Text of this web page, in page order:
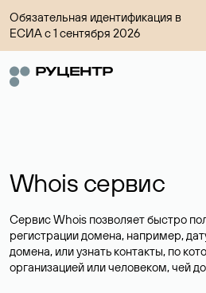
Обязательная идентификация в
ЕСИА с 1 сентября 2026
Whois сервис
Сервис Whois позволяет быстро
регистрации домена, например,
домена, или узнать контакты, по
организацией или человеком, чей